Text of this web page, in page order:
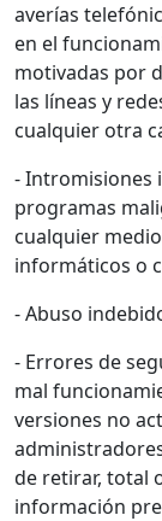
averías
en el
motivadas por
las líneas y
cualquier otra
- Intromisiones
programas
cualquier
informáticos o
- Abuso
- Errores de
mal
versiones no
de retirar, total
información